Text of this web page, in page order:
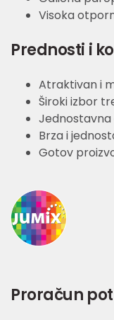
Visoka
Prednosti i
Atraktivan i
Široki izbor
Brza i
Gotov
Proračun